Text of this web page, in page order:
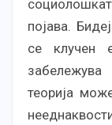
појава.
се клучен
теорија